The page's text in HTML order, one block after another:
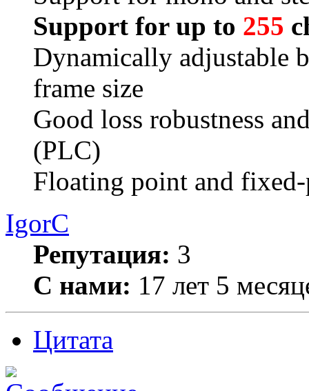
Support for up to 255
Dynamically adjustable
frame size
Good loss robustness
(PLC)
Floating point and
IgorC
Репутация: 3
С нами: 17 лет 5
Цитата